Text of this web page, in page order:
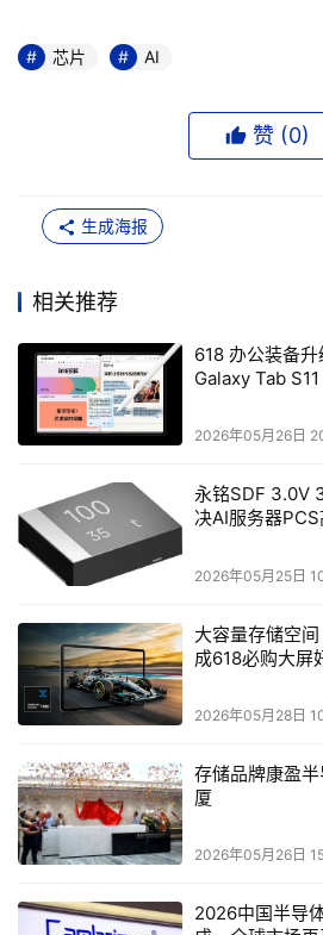
三星Galaxy S25系列的AI能力再度
态能力，让Galaxy AI成为了用户“
模态能力，三星Galaxy S25系列的
Galaxy AI还可以方便地完成图片
以及文档总结等操作。不仅如此，
具备跨应用执行能力，通过语言大
意图、甚至模糊意图。为此三星打
10多个高频的第三方应用，并可以
到一语洞穿多意图。
芯片 AI
赞 (0)
生成海报
相关推荐
618 办公装备
Galaxy Tab
2026年05月26日
永铭SDF 3.0V
决AI服务器
2026年05月25日
大容量存储空
成618必购大屏
2026年05月28日
存储品牌康盈
厦
2026年05月26日
2026中国半导